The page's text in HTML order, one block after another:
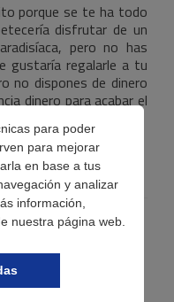
para poder
para mejorar
en base a tus
y analizar
información,
nuestra página web.
porque se te ha todo
disfrutar de un
pero no has
gustaría regalarle a tu
no dispones de dinero
dinero para acabar el
Etiquetado con